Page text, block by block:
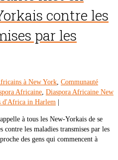
contre les
par les
à New York, Communauté
Africaine, Diaspora Africaine New
d'Africa in Harlem
à tous les New-Yorkais de se
les maladies transmises par les
des gens qui commencent à